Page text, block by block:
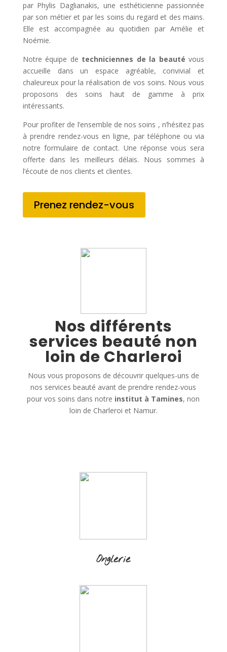
par Phylis Daglianakis, une esthéticienne passionnée
par son métier et par les soins du regard et des mains.
Elle est accompagnée au quotidien par Amélie et
Noémie.
Notre équipe de techniciennes de la beauté vous
accueille dans un espace agréable, convivial et
chaleureux pour la réalisation de vos soins. Nous vous
proposons des soins haut de gamme à prix
intéressants.
Pour profiter de l’ensemble de nos soins , n’hésitez pas
à prendre rendez-vous en ligne, par téléphone ou via
notre formulaire de contact. Une réponse vous sera
offerte dans les meilleurs délais. Nous sommes à
l’écoute de nos clients et clientes.
Prenez rendez-vous
Nos différents
services beauté non
loin de Charleroi
Nous vous proposons de découvrir quelques-uns de
nos services beauté avant de prendre rendez-vous
pour vos soins dans notre institut à Tamines, non
loin de Charleroi et Namur.
Onglerie